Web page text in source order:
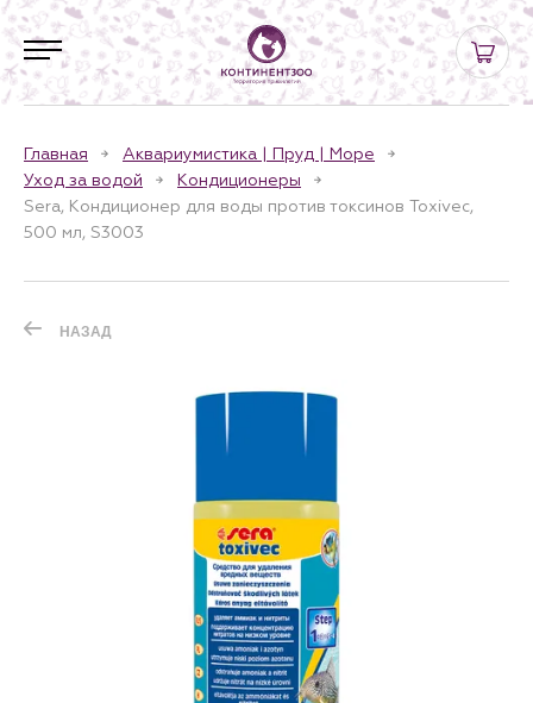
Главная
Аквариумистика | Пруд | Море
Уход за водой
Кондиционеры
Sera, Кондиционер для воды против токсинов Toxivec,
500 мл, S3003
НАЗАД